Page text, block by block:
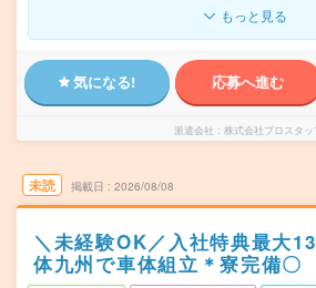
もっと見る
気になる! 応募へ進む
派遣会社 株式会社プロスタッ
未読 掲載日 2026/08/08
＼未経験OK／入社特典最大
体九州で車体組立＊寮完備〇